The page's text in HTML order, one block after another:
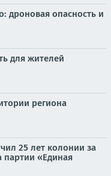
дроновая опасность и
для жителей
региона
25 лет колонии за
партии «Единая